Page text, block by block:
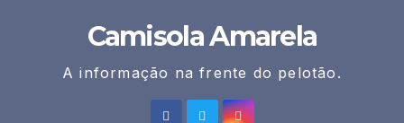
Camisola Amarela
A informação na frente do pelotão.